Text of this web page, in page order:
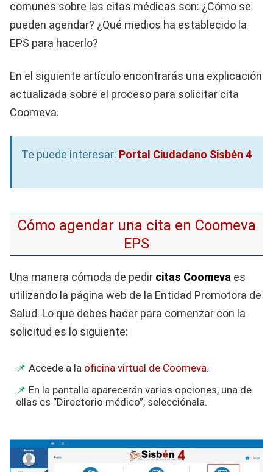
comunes sobre las citas médicas son: ¿Cómo se
pueden agendar? ¿Qué medios ha establecido la
EPS para hacerlo?
En el siguiente artículo encontrarás una explicación
actualizada sobre el proceso para solicitar cita
Coomeva.
Te puede interesar: Portal Ciudadano Sisbén 4
Cómo agendar una cita en Coomeva
EPS
Una manera cómoda de pedir citas Coomeva es
utilizando la página web de la Entidad Promotora de
Salud. Lo que debes hacer para comenzar con la
solicitud es lo siguiente:
Accede a la oficina virtual de Coomeva.
En la pantalla aparecerán varias opciones, una de
ellas es “Directorio médico”, selecciónala.